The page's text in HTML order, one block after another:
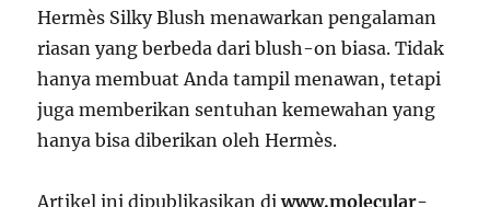
Hermès Silky Blush menawarkan pengalaman
riasan yang berbeda dari blush-on biasa. Tidak
hanya membuat Anda tampil menawan, tetapi
juga memberikan sentuhan kemewahan yang
hanya bisa diberikan oleh Hermès.
Artikel ini dipublikasikan diwww.molecular-